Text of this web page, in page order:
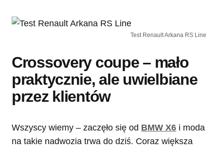
Test Renault Arkana RS Line
Crossovery coupe – mało
praktycznie, ale uwielbiane
przez klientów
Wszyscy wiemy – zaczęło się od BMW X6 i moda
na takie nadwozia trwa do dziś. Coraz większa